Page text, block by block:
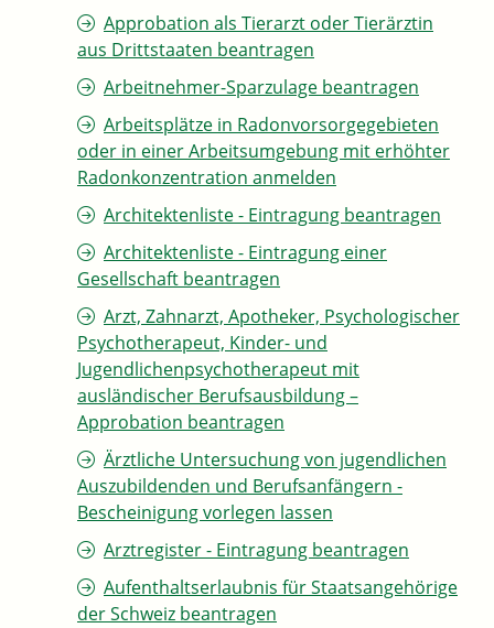
Approbation als Tierarzt oder Tierärztin
aus Drittstaaten beantragen
Arbeitnehmer-Sparzulage beantragen
Arbeitsplätze in Radonvorsorgegebieten
oder in einer Arbeitsumgebung mit erhöhter
Radonkonzentration anmelden
Architektenliste - Eintragung beantragen
Architektenliste - Eintragung einer
Gesellschaft beantragen
Arzt, Zahnarzt, Apotheker, Psychologischer
Psychotherapeut, Kinder- und
Jugendlichenpsychotherapeut mit
ausländischer Berufsausbildung –
Approbation beantragen
Ärztliche Untersuchung von jugendlichen
Auszubildenden und Berufsanfängern -
Bescheinigung vorlegen lassen
Arztregister - Eintragung beantragen
Aufenthaltserlaubnis für Staatsangehörige
der Schweiz beantragen